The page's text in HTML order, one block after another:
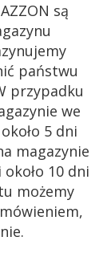
są
państwu
przypadku
we
5 dni
magazynie
10 dni
możemy